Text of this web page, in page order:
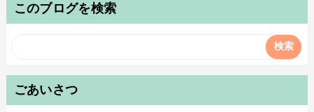
このブログを検索
ごあいさつ